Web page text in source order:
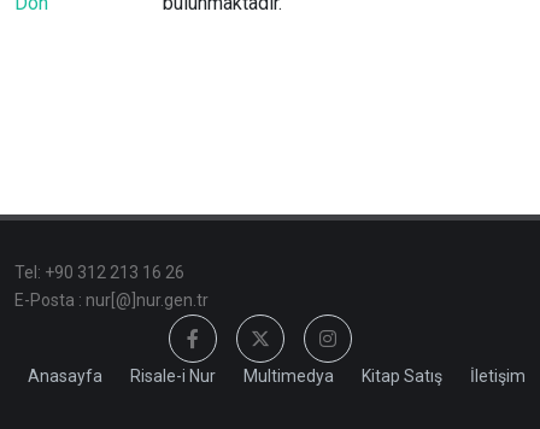
Tel: +90 312 213 16 26
E-Posta : nur[@]nur.gen.tr
Anasayfa Risale-i Nur Multimedya Kitap Satış İletişim